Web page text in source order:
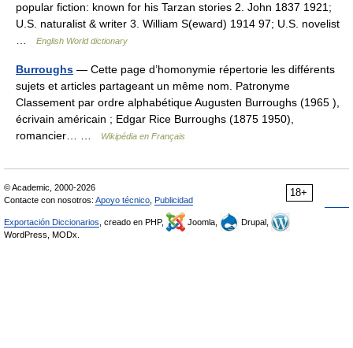
popular fiction: known for his Tarzan stories 2. John 1837 1921;
U.S. naturalist & writer 3. William S(eward) 1914 97; U.S. novelist
English World dictionary
Burroughs — Cette page d’homonymie répertorie les différents
sujets et articles partageant un même nom. Patronyme
Classement par ordre alphabétique Augusten Burroughs (1965 ),
écrivain américain ; Edgar Rice Burroughs (1875 1950),
romancier… …
Wikipédia en Français
18+
© Academic, 2000-2026
Contacte con nosotros: Apoyo técnico Publicidad
Exportación Diccionarios , creado en PHP, Joomla,
Drupal,
WordPress, MODx.